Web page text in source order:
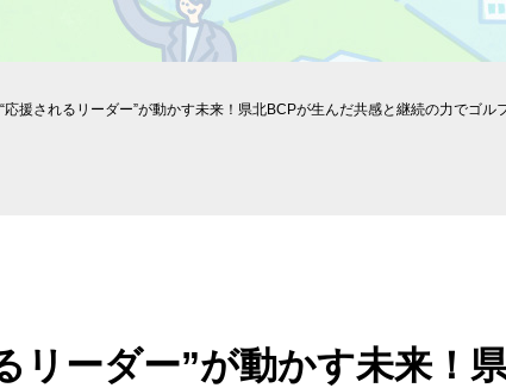
“応援されるリーダー”が動かす未来！県北BCPが生んだ共感と継続の力でゴル
リーダー”が動かす未来！